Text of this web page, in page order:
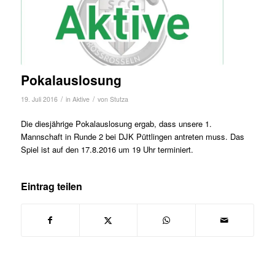
Pokalauslosung
19. Juli 2016 / in Aktive / von Stutza
Die diesjährige Pokalauslosung ergab, dass unsere 1.
Mannschaft in Runde 2 bei DJK Püttlingen antreten muss. Das
Spiel ist auf den 17.8.2016 um 19 Uhr terminiert.
Eintrag teilen